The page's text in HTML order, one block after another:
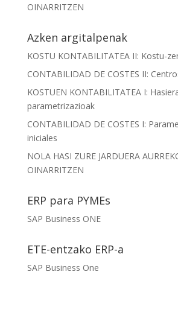
OINARRITZEN
Azken argitalpenak
KOSTU KONTABILITATEA II: Kostu-
CONTABILIDAD DE COSTES II:
KOSTUEN KONTABILITATEA I:
parametrizazioak
CONTABILIDAD DE COSTES I:
iniciales
NOLA HASI ZURE JARDUERA
OINARRITZEN
ERP para PYMEs
SAP Business ONE
ETE-entzako ERP-a
SAP Business One